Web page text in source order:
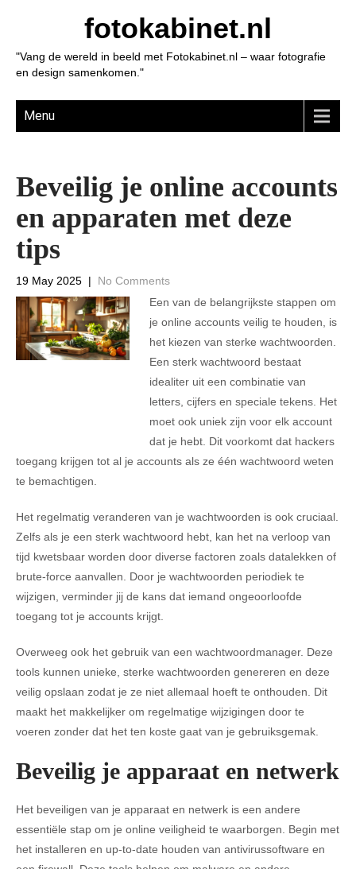
fotokabinet.nl
"Vang de wereld in beeld met Fotokabinet.nl – waar fotografie
en design samenkomen."
Menu
Beveilig je online accounts
en apparaten met deze
tips
19 May 2025 | No Comments
Een van de belangrijkste stappen om
je online accounts veilig te houden, is
het kiezen van sterke wachtwoorden.
Een sterk wachtwoord bestaat
idealiter uit een combinatie van
letters, cijfers en speciale tekens. Het
moet ook uniek zijn voor elk account
dat je hebt. Dit voorkomt dat hackers
toegang krijgen tot al je accounts als ze één wachtwoord weten
te bemachtigen.
Het regelmatig veranderen van je wachtwoorden is ook cruciaal.
Zelfs als je een sterk wachtwoord hebt, kan het na verloop van
tijd kwetsbaar worden door diverse factoren zoals datalekken of
brute-force aanvallen. Door je wachtwoorden periodiek te
wijzigen, verminder jij de kans dat iemand ongeoorloofde
toegang tot je accounts krijgt.
Overweeg ook het gebruik van een wachtwoordmanager. Deze
tools kunnen unieke, sterke wachtwoorden genereren en deze
veilig opslaan zodat je ze niet allemaal hoeft te onthouden. Dit
maakt het makkelijker om regelmatige wijzigingen door te
voeren zonder dat het ten koste gaat van je gebruiksgemak.
Beveilig je apparaat en netwerk
Het beveiligen van je apparaat en netwerk is een andere
essentiële stap om je online veiligheid te waarborgen. Begin met
het installeren en up-to-date houden van antivirussoftware en